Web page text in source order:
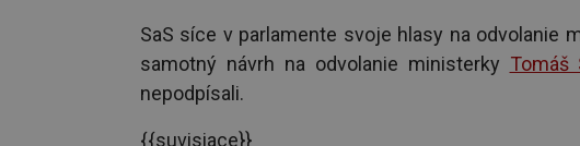
SaS síce v parlamente svoje hlasy na odvolanie
samotný návrh na odvolanie ministerky Tomáš
nepodpísali.
{{suvisiace}}